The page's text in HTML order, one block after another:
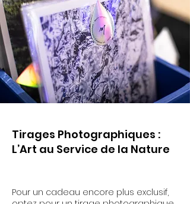
Tirages Photographiques :
L’Art au Service de la Nature
Pour un cadeau encore plus exclusif,